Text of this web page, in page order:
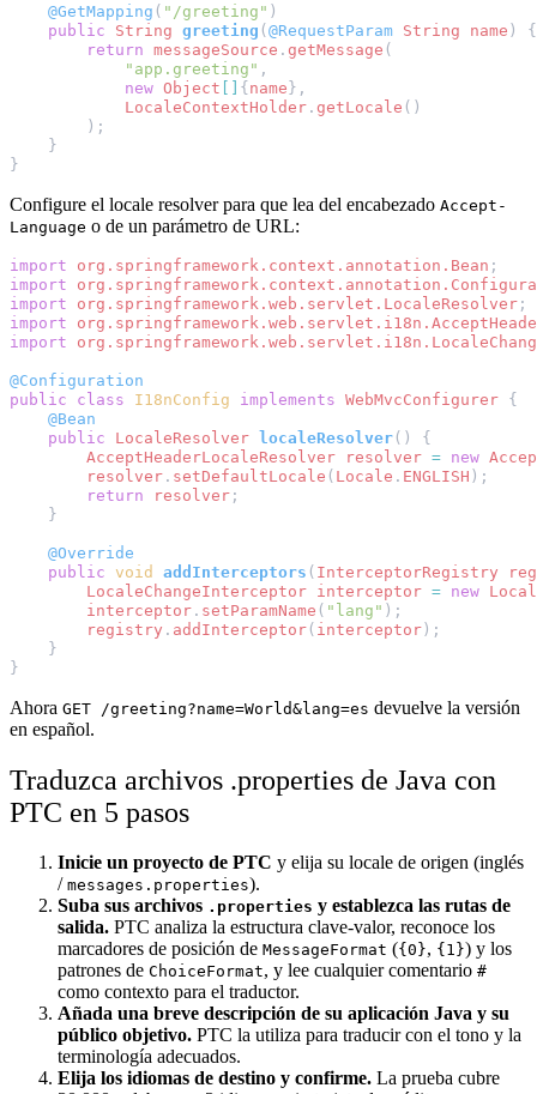
@GetMapping ( "/greeting" )
public
String greeting (@RequestParam String name )
{
return messageSource . getMessage (
"app.greeting" ,
new Object [] {name},
LocaleContextHolder . getLocale ()
);
}
}
Configure el locale resolver para que lea del encabezado Accept-
Language o de un parámetro de URL:
import org.springframework.context.annotation.Bean ;
import
import
org.springframework.web.servlet.LocaleResolver ;
import
import
@Configuration
public
class I18nConfig implements WebMvcConfigurer {
@Bean
public
LocaleResolver localeResolver ()
{
AcceptHeaderLocaleResolver
resolver = new
resolver . setDefaultLocale ( Locale . ENGLISH );
return
resolver ;
}
@Override
public void addInterceptors ( InterceptorRegistry
LocaleChangeInterceptor interceptor = new
interceptor . setParamName ( "lang" );
registry . addInterceptor ( interceptor);
}
}
Ahora GET /greeting?name=World&lang=es devuelve la versión
en español.
Traduzca archivos .properties de Java con
PTC en 5 pasos
Inicie un proyecto de PTC y elija su locale de origen (inglés
/ messages.properties).
Suba sus archivos .properties y establezca las rutas de
salida. PTC analiza la estructura clave-valor, reconoce los
marcadores de posición de MessageFormat ({0}, {1}) y los
patrones de ChoiceFormat, y lee cualquier comentario #
como contexto para el traductor.
Añada una breve descripción de su aplicación Java y su
público objetivo. PTC la utiliza para traducir con el tono y la
terminología adecuados.
Elija los idiomas de destino y confirme. La prueba cubre